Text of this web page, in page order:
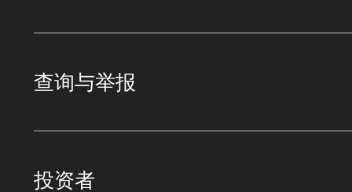
查询与举报
投资者